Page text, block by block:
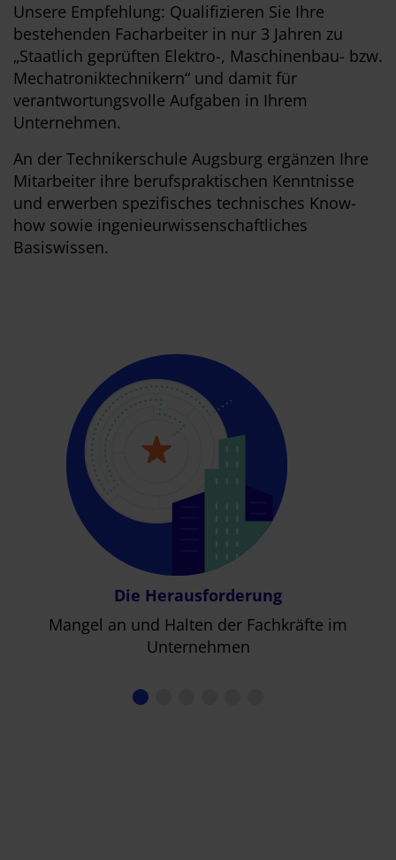
Unsere Empfehlung: Qualifizieren Sie Ihre
bestehenden Facharbeiter in nur 3 Jahren zu
„Staatlich geprüften Elektro-, Maschinenbau- bzw.
Mechatroniktechnikern“ und damit für
verantwortungsvolle Aufgaben in Ihrem
Unternehmen.
An der Technikerschule Augsburg ergänzen Ihre
Mitarbeiter ihre berufspraktischen Kenntnisse
und erwerben spezifisches technisches Know-
how sowie ingenieurwissenschaftliches
Basiswissen.
Die Herausforderung
Mangel an und Halten der Fachkräfte im
Unternehmen